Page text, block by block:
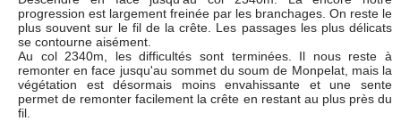
progression est largement freinée par les branchages. On reste le
plus souvent sur le fil de la crête. Les passages les plus délicats
se contourne aisément.
Au col 2340m, les difficultés sont terminées. Il nous reste à
remonter en face jusqu'au sommet du soum de Monpelat, mais la
végétation est désormais moins envahissante et une sente
permet de remonter facilement la crête en restant au plus près du
fil.